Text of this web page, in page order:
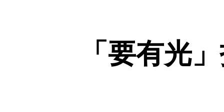
「要有光